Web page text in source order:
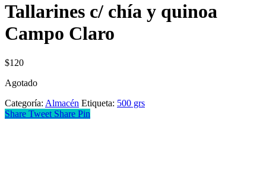
Tallarines c/ chía y quinoa
Campo Claro
$120
Agotado
Categoría: Almacén Etiqueta: 500 grs
Share Tweet Share Pin